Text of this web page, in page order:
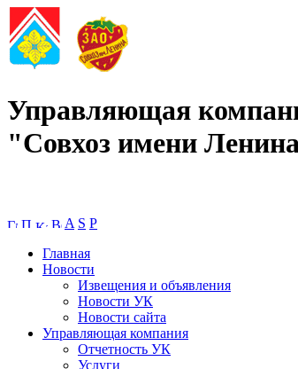
Управляющая
"Совхоз имени
A S P
Главная
Новости
Извещения и объявления
Новости УК
Новости сайта
Управляющая компания
Отчетность УК
Услуги